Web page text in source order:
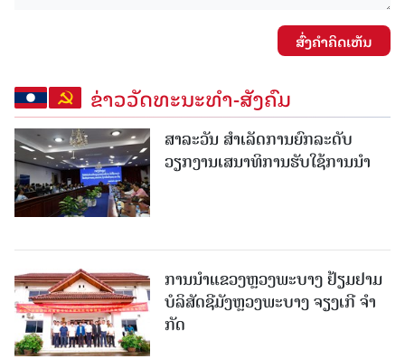
ສົ່ງຄໍາຄິດເຫັນ
ຂ່າວວັດທະນະທຳ-ສັງຄົມ
ສາລະວັນ ສໍາເລັດການຍົກລະດັບ
ວຽກງານເສນາທິການຮັບໃຊ້ການນໍາ
ການນຳແຂວງຫຼວງພະບາງ ຢ້ຽມ​ຢາມ
ບໍ​ລິ​ສັດຊີມັງຫຼວງພະບາງ ຈຽງເກີ ຈໍາ
ກັດ